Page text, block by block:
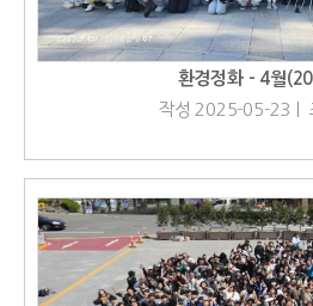
환경정화 - 4월
작성 2025-05-23 |